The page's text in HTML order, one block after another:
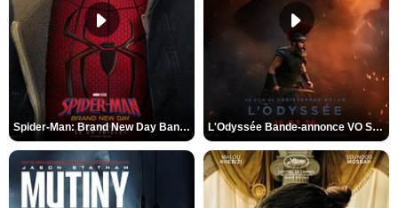
Spider-Man: Brand New Day Bande-annonce VO STFR L'Odyssée Bande-annonce VO STFR